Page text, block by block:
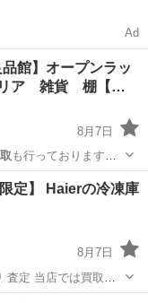
Ad
館】オープンラッ
ア 雑貨 棚【…
8月7日
も行っておりますの
ジャングル
定】 Haierの冷凍庫
8月7日
査定 当店では買取り